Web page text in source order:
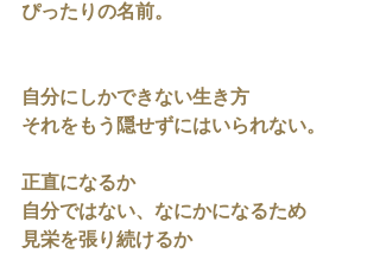
ぴったりの名前。
自分にしかできない生き方
それをもう隠せずにはいられない。
正直になるか
自分ではない、なにかになるため
見栄を張り続けるか